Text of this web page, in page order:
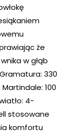
że
w głąb
330
Martindale: 100
4-
stosowane
komfortu